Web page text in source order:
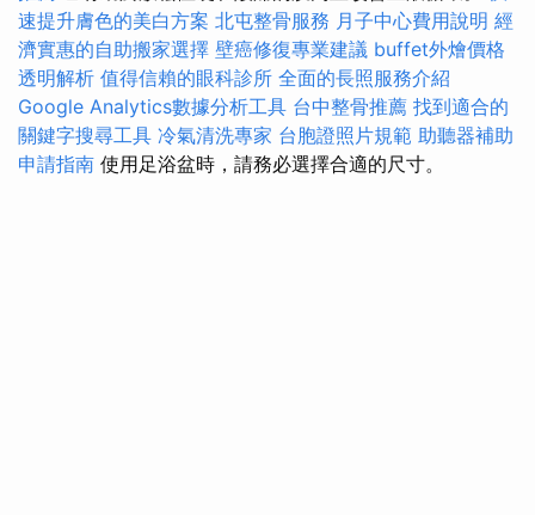
速提升膚色的美白方案 北屯整骨服務 月子中心費用說明 經
濟實惠的自助搬家選擇 壁癌修復專業建議 buffet外燴價格
透明解析 值得信賴的眼科診所 全面的長照服務介紹
Google Analytics數據分析工具 台中整骨推薦 找到適合的
關鍵字搜尋工具 冷氣清洗專家 台胞證照片規範 助聽器補助
申請指南 使用足浴盆時，請務必選擇合適的尺寸。